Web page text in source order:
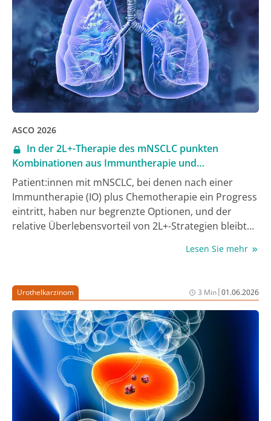
ASCO 2026
In der 2L+-Therapie des mNSCLC punkten
Kombinationen aus Immuntherapie und
Tyrosinkinase-Inhibitor
Patient:innen mit mNSCLC, bei denen nach einer
Immuntherapie (IO) plus Chemotherapie ein Progress
eintritt, haben nur begrenzte Optionen, und der
relative Überlebensvorteil von 2L+-Strategien bleibt
Netzwerk-Metaanalyse (NMA) vorgestellt, in der die
verglichen wurden. Bewertet wurde in dieser Analyse
der Nutzen verschiedener experimenteller
Behandlungen jeweils im Vergleich zur
Standardtherapie bei nicht nach Biomarkern
selektierten 2L+ mNSCLC-Patienten.
Lesen Sie mehr
Urothelkarzinom 3 Min|01.06.2026